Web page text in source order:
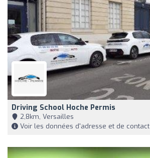
Driving School Hoche Permis
2,8km, Versailles
Voir les données d'adresse et de contact